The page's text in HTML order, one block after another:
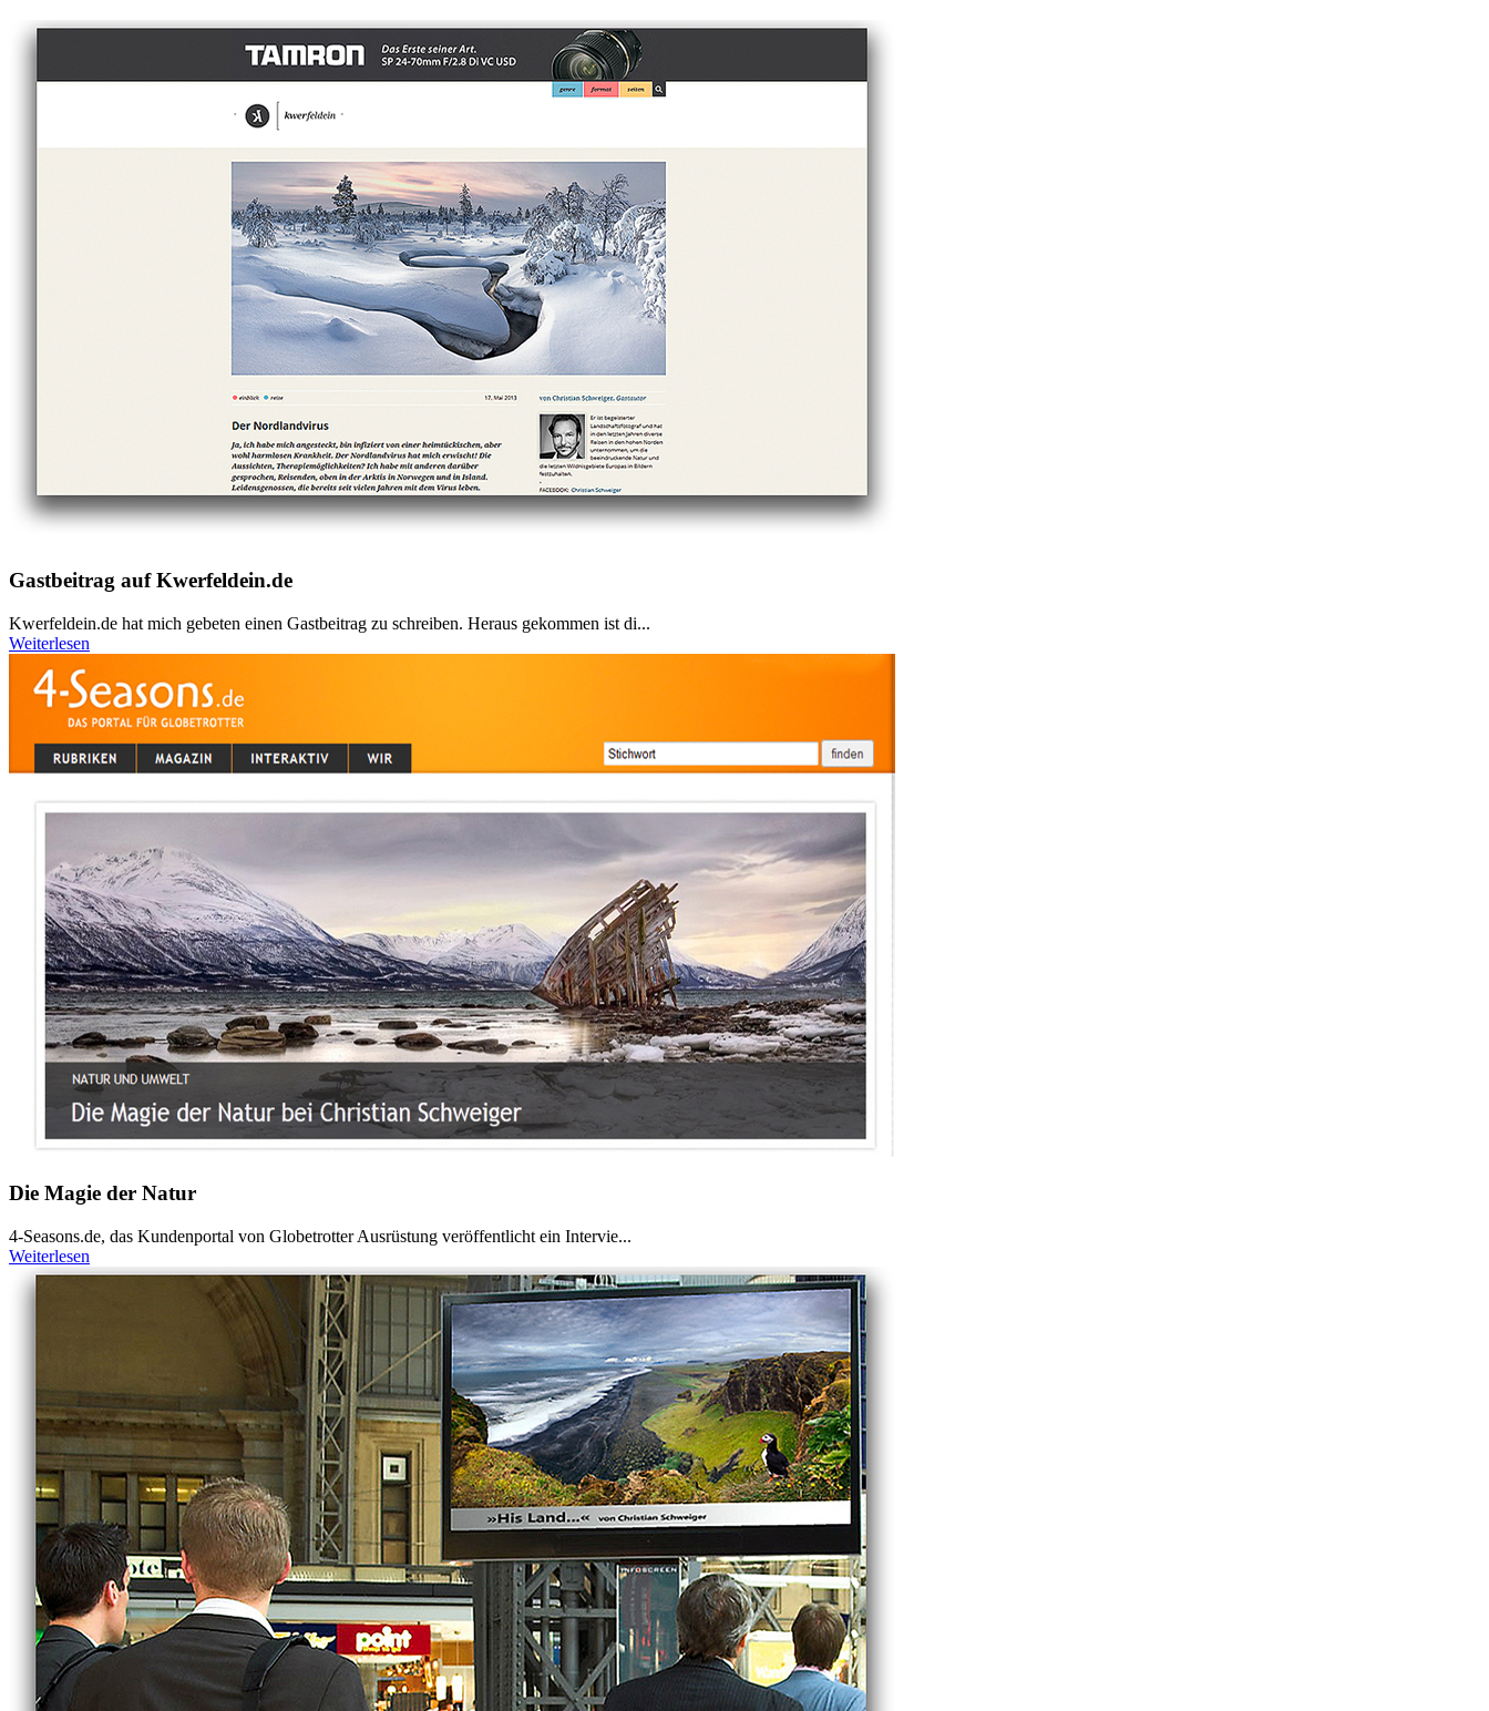
Gastbeitrag auf Kwerfeldein.de
Kwerfeldein.de hat mich gebeten einen Gastbeitrag zu schreiben. Heraus gekommen ist di...
Weiterlesen
Die Magie der Natur
4-Seasons.de, das Kundenportal von Globetrotter Ausrüstung veröffentlicht ein Intervie...
Weiterlesen